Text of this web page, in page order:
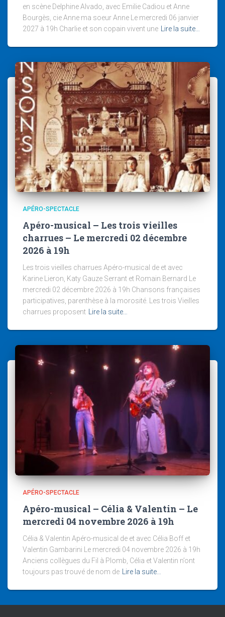
en scène Delphine Alvado, avec Emilie Cadiou et Anne
Bourgès, cie Anne ma soeur Anne Le mercredi 06 janvier
2027 à 19h Charlie et son copain vivent une
Lire la suite…
APÉRO-SPECTACLE
Apéro-musical – Les trois vieilles
charrues – Le mercredi 02 décembre
2026 à 19h
Les trois vieilles charrues Apéro-musical de et avec
Karine Lieron, Katy Gauze Serrant et Romain Bernard Le
mercredi 02 décembre 2026 à 19h Chansons françaises
participatives, parenthèse à la morosité. Les trois Vieilles
charrues proposent Lire la suite…
APÉRO-SPECTACLE
Apéro-musical – Célia & Valentin – Le
mercredi 04 novembre 2026 à 19h
Célia & Valentin Apéro-musical de et avec Célia Boff et
Valentin Gambarini Le mercredi 04 novembre 2026 à 19h
Anciens collègues du Fil à Plomb, Célia et Valentin n’ont
toujours pas trouvé de nom de
Lire la suite…